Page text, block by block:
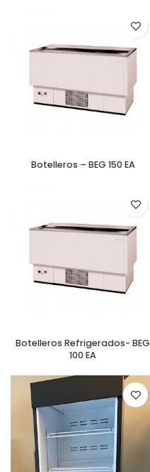
Botelleros – BEG 150 EA
Botelleros Refrigerados- BEG
100 EA